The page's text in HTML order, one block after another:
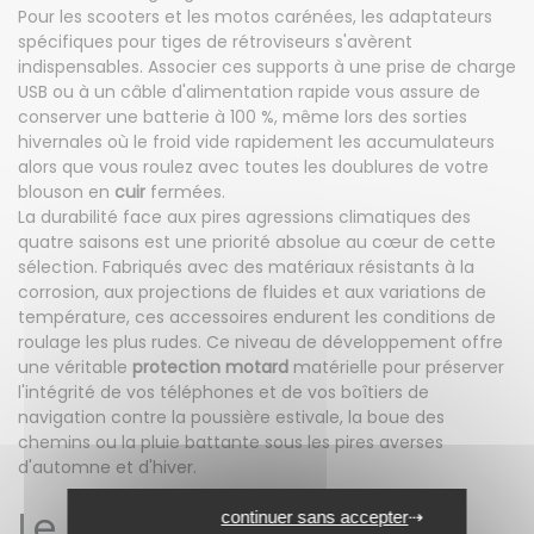
Pour les scooters et les motos carénées, les adaptateurs
spécifiques pour tiges de rétroviseurs s'avèrent
indispensables. Associer ces supports à une prise de charge
USB ou à un câble d'alimentation rapide vous assure de
conserver une batterie à 100 %, même lors des sorties
hivernales où le froid vide rapidement les accumulateurs
alors que vous roulez avec toutes les doublures de votre
blouson en cuir fermées.
La durabilité face aux pires agressions climatiques des
quatre saisons est une priorité absolue au cœur de cette
sélection. Fabriqués avec des matériaux résistants à la
corrosion, aux projections de fluides et aux variations de
température, ces accessoires endurent les conditions de
roulage les plus rudes. Ce niveau de développement offre
une véritable protection motard matérielle pour préserver
l'intégrité de vos téléphones et de vos boîtiers de
navigation contre la poussière estivale, la boue des
chemins ou la pluie battante sous les pires averses
d'automne et d'hiver.
continuer sans accepter